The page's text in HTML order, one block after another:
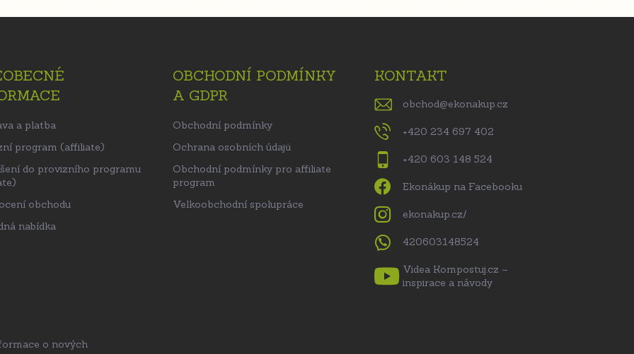
a platba
program (affiliate)
do provizního programu
obchodu
nabídka
OBCHODNÍ PODMÍNKY
A GDPR
Obchodní podmínky
Ochrana osobních údajů
Obchodní podmínky pro affiliate
program
Velkoobchodní spolupráce
KONTAKT
obchod@ekonakup.cz
+420 234 697 402
+420 603 148 524
Ekonákup na Facebooku
ekonakup.cz/
420603148524
Videa Kompostuj.cz –
inspirace a návody
o nových